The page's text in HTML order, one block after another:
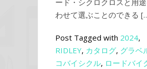
ード・シクロクロスと用
わせて選ぶことのできる
Post Tagged with 2024,
RIDLEY, カタログ, グラベ
コバイシクル, ロードバイ